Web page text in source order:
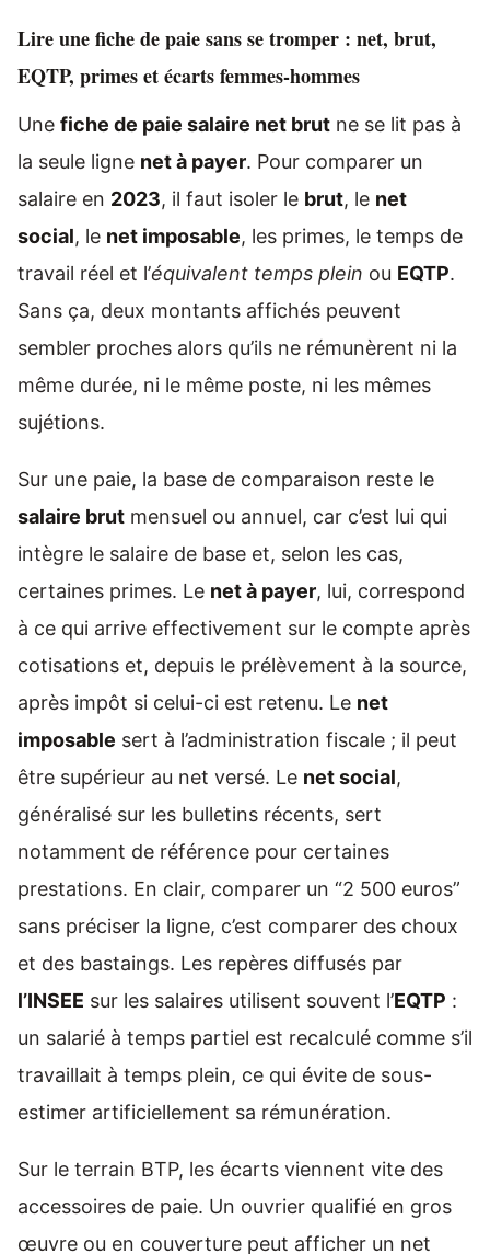
Lire une fiche de paie sans se tromper : net, brut,
EQTP, primes et écarts femmes-hommes
Une fiche de paie salaire net brut ne se lit pas à
la seule ligne net à payer. Pour comparer un
salaire en 2023, il faut isoler le brut, le net
social, le net imposable, les primes, le temps de
travail réel et l’équivalent temps plein ou EQTP.
Sans ça, deux montants affichés peuvent
sembler proches alors qu’ils ne rémunèrent ni la
même durée, ni le même poste, ni les mêmes
sujétions.
Sur une paie, la base de comparaison reste le
salaire brut mensuel ou annuel, car c’est lui qui
intègre le salaire de base et, selon les cas,
certaines primes. Le net à payer, lui, correspond
à ce qui arrive effectivement sur le compte après
cotisations et, depuis le prélèvement à la source,
après impôt si celui-ci est retenu. Le net
imposable sert à l’administration fiscale ; il peut
être supérieur au net versé. Le net social,
généralisé sur les bulletins récents, sert
notamment de référence pour certaines
prestations. En clair, comparer un “2 500 euros”
sans préciser la ligne, c’est comparer des choux
et des bastaings. Les repères diffusés par
l’INSEE sur les salaires utilisent souvent l’EQTP :
un salarié à temps partiel est recalculé comme s’il
travaillait à temps plein, ce qui évite de sous-
estimer artificiellement sa rémunération.
Sur le terrain BTP, les écarts viennent vite des
accessoires de paie. Un ouvrier qualifié en gros
œuvre ou en couverture peut afficher un net